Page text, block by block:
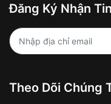
Từ khóa SEO:
Khách hàng
thanh toán
Đăng Ký Nhận Tin
Theo Dõi Chúng